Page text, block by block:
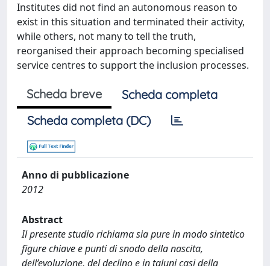
Institutes did not find an autonomous reason to
exist in this situation and terminated their activity,
while others, not many to tell the truth,
reorganised their approach becoming specialised
service centres to support the inclusion processes.
Scheda breve
Scheda completa
Scheda completa (DC)
Anno di pubblicazione
2012
Abstract
Il presente studio richiama sia pure in modo sintetico
figure chiave e punti di snodo della nascita,
dell’evoluzione, del declino e in taluni casi della